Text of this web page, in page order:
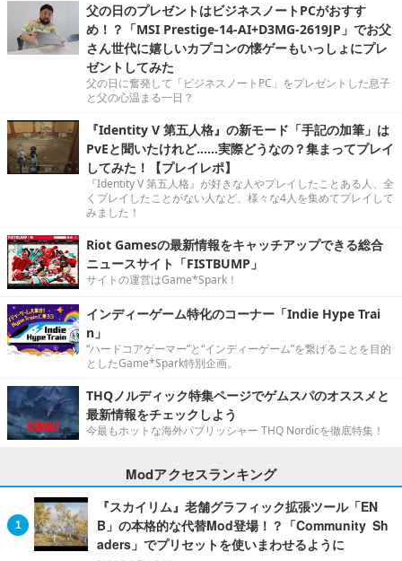
父の日のプレゼントはビジネスノートPCがおすす
め！？「MSI Prestige-14-AI+D3MG-2619JP」でお父
さん世代に嬉しいカプコンの懐ゲーもいっしょにプレ
ゼントしてみた
父の日に奮発して「ビジネスノートPC」をプレゼントした息子
と父の心温まる一日？
『Identity V 第五人格』の新モード「手記の加筆」は
PvEと聞いたけれど……実際どうなの？集まってプレイ
してみた！【プレイレポ】
『Identity V 第五人格』が好きな人やプレイしたことある人、全
くプレイしたことがない人など、様々な4人を集めてプレイして
みました！
Riot Gamesの最新情報をキャッチアップできる総合
ニュースサイト「FISTBUMP」
サイトの運営はGame*Spark！
インディーゲーム特化のコーナー「Indie Hype Trai
n」
“ハードコアゲーマー”と“インディーゲーム”を繋げることを目的
としたGame*Spark特別企画。
THQノルディック特集ページでゲムスパのオススメと
最新情報をチェックしよう
今最もホットな海外パブリッシャー THQ Nordicを徹底特集！
Modアクセスランキング
『スカイリム』老舗グラフィック拡張ツール「EN
B」の本格的な代替Mod登場！？「Community Sh
aders」でプリセットを使いまわせるように